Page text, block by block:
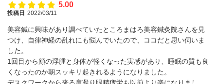
5.00
投稿日 2022/03/11
美容鍼に興味があり調べていたところまはろ美容鍼灸院さんを見
つけ、自律神経の乱れにも悩んでいたので、ココだと思い伺いま
した。
1回目から顔の浮腫と身体が軽くなった実感があり、睡眠の質も良
くなったのか朝スッキリ起きれるようになりました。